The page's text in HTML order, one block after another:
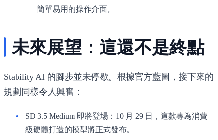
簡單易用的操作介面。
未來展望：這還不是終點
Stability AI 的腳步並未停歇。根據官方藍圖，接下來的
規劃同樣令人興奮：
SD 3.5 Medium 即將登場 ：10 月 29 日，這款專為消費
級硬體打造的模型將正式發布。